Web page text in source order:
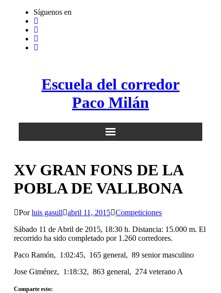
Saltar
contenido
Síguenos en
Escuela del corredor
Paco Milán
XV GRAN FONS DE LA
POBLA DE VALLBONA
Porluis gasull abril 11, 2015 Competiciones
Sábado 11 de Abril de 2015, 18:30 h. Distancia: 15.000 m. El
recorrido ha sido completado por 1.260 corredores.
Paco Ramón, 1:02:45, 165 general, 89 senior masculino
Jose Giménez, 1:18:32, 863 general, 274 veterano A
Comparte esto: